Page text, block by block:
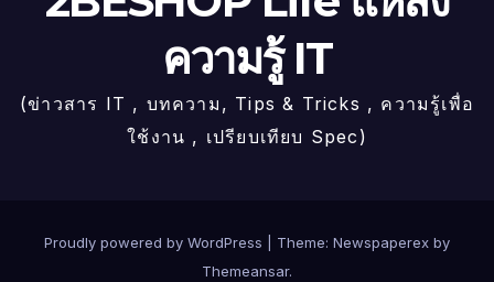
ความรู้ IT
(ข่าวสาร IT , บทความ, Tips & Tricks , ความรู้เพื่อ
ใช้งาน , เปรียบเทียบ Spec)
Proudly powered by WordPress
Theme: Newspaperex by
Themeansar.